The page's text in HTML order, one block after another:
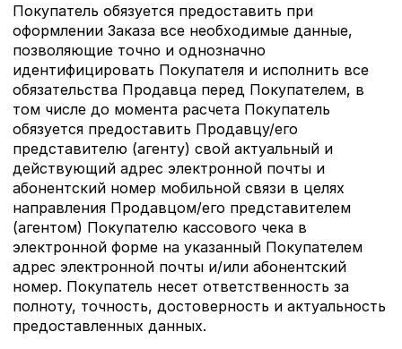
Покупатель обязуется предоставить при
оформлении Заказа все необходимые данные,
позволяющие точно и однозначно
идентифицировать Покупателя и исполнить все
обязательства Продавца перед Покупателем, в
том числе до момента расчета Покупатель
обязуется предоставить Продавцу/его
представителю (агенту) свой актуальный и
действующий адрес электронной почты и
абонентский номер мобильной связи в целях
направления Продавцом/его представителем
(агентом) Покупателю кассового чека в
электронной форме на указанный Покупателем
адрес электронной почты и/или абонентский
номер. Покупатель несет ответственность за
полноту, точность, достоверность и актуальность
предоставленных данных.